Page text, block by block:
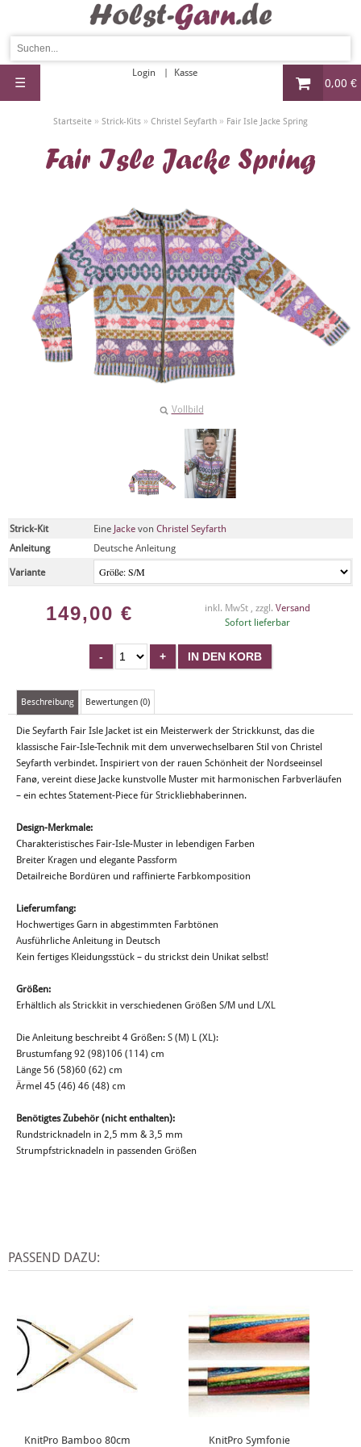
0,00 €
Login Kasse
☰
Startseite » Strick-Kits » Christel Seyfarth » Fair Isle Jacke Spring
Fair Isle Jacke Spring
Vollbild
Strick-Kit Eine Jacke von Christel Seyfarth
Anleitung
Deutsche Anleitung
Variante
149,00 € inkl. MwSt , zzgl. Versand
Sofort lieferbar
Beschreibung Bewertungen (0)
Die Seyfarth Fair Isle Jacket ist ein Meisterwerk der Strickkunst, das die
klassische Fair-Isle-Technik mit dem unverwechselbaren Stil von Christel
Seyfarth verbindet. Inspiriert von der rauen Schönheit der Nordseeinsel
Fanø, vereint diese Jacke kunstvolle Muster mit harmonischen Farbverläufen
– ein echtes Statement-Piece für Strickliebhaberinnen.
Design-Merkmale:
Charakteristisches Fair-Isle-Muster in lebendigen Farben
Breiter Kragen und elegante Passform
Detailreiche Bordüren und raffinierte Farbkomposition
Lieferumfang:
Hochwertiges Garn in abgestimmten Farbtönen
Ausführliche Anleitung in Deutsch
Kein fertiges Kleidungsstück – du strickst dein Unikat selbst!
Größen:
Erhältlich als Strickkit in verschiedenen Größen S/M und L/XL
Die Anleitung beschreibt 4 Größen: S (M) L (XL):
Brustumfang 92 (98)106 (114) cm
Länge 56 (58)60 (62) cm
Ärmel 45 (46) 46 (48) cm
Benötigtes Zubehör (nicht enthalten):
Rundstricknadeln in 2,5 mm & 3,5 mm
Strumpfstricknadeln in passenden Größen
PASSEND DAZU:
KnitPro Bamboo 80cm KnitPro Symfonie